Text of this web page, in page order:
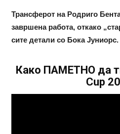
АРСЕНАЛ ГО ЛАДИ ШАМПАЊОТ:
Познат е следниот клуб на
Трансферот на Родриго
завршена работа, откако
сите детали со Бока Јуниорс.
Како ПАМЕТНО да
Cup